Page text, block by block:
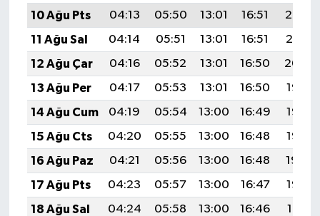
10 Ağu Pts
04:13 05:50 13:01 16:51
20:02
11 Ağu Sal
04:14 05:51 13:01 16:51
20:01
12 Ağu Çar
04:16 05:52 13:01 16:50
20:00
13 Ağu Per
04:17 05:53 13:01 16:50
19:58
14 Ağu Cum
04:19 05:54 13:00 16:49
19:57
15 Ağu Cts
04:20 05:55 13:00 16:48
19:56
16 Ağu Paz
04:21 05:56 13:00 16:48
19:54
17 Ağu Pts
04:23 05:57 13:00 16:47
19:53
18 Ağu Sal
04:24 05:58 13:00 16:46
19:51